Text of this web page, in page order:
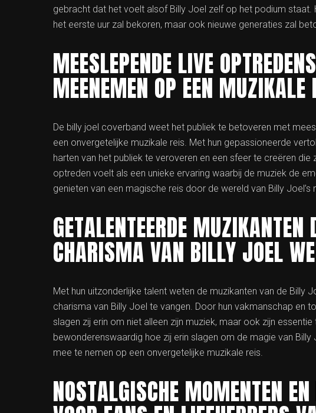
gebracht dat het voelt alsof Billy Joel zelf op het podium staat.
het eerste uur zal bekoren, maar ook nieuwe generaties zal
MEESLEPENDE LIVE
MEENEMEN OP EEN MUZIKALE
De billy joel coverband weet het publiek te betoveren met
een onvergetelijke muzikale reis. Met hun gepassioneerde
harten van het publiek te veroveren en een sfeer te creëren die
optreden voelt als een unieke ervaring waarbij de muziek de
genieten van een magische reis door de wereld van Billy Joel’s
GETALENTEERDE
CHARISMA VAN BILLY JOEL
Met hun uitzonderlijke talent weten de muzikanten van de Billy
charisma van Billy Joel te vangen. Door hun vakmanschap en
slagen zij erin om niet alleen zijn muziek, maar ook zijn
bewonderenswaardig hoe zij erin slagen om de magie van Billy
mee te nemen op een onvergetelijke muzikale reis.
NOSTALGISCHE MOMENTEN